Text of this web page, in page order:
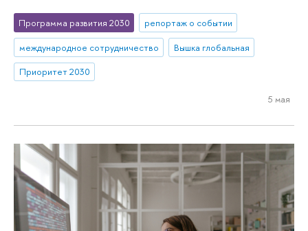
Программа развития 2030
репортаж о событии
международное сотрудничество
Вышка глобальная
Приоритет 2030
5 мая